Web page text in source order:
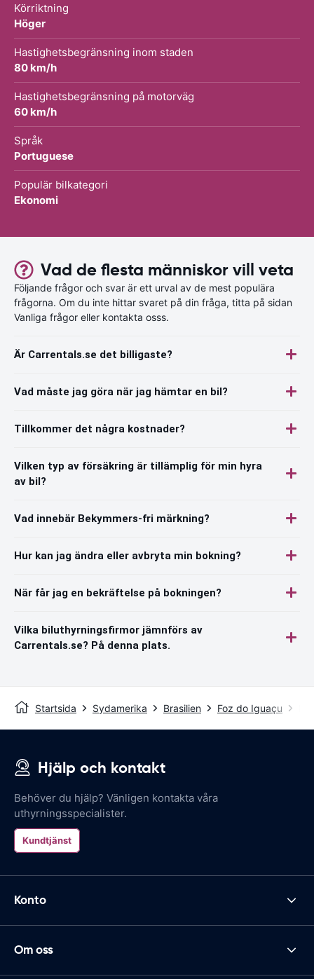
Körriktning
Höger
Hastighetsbegränsning inom staden
80 km/h
Hastighetsbegränsning på motorväg
60 km/h
Språk
Portuguese
Populär bilkategori
Ekonomi
Vad de flesta människor vill veta
Följande frågor och svar är ett urval av de mest populära
frågorna. Om du inte hittar svaret på din fråga, titta på sidan
Vanliga frågor eller kontakta osss.
Är Carrentals.se det billigaste?
Vad måste jag göra när jag hämtar en bil?
Tillkommer det några kostnader?
Vilken typ av försäkring är tillämplig för min hyra
av bil?
Vad innebär Bekymmers-fri märkning?
Hur kan jag ändra eller avbryta min bokning?
När får jag en bekräftelse på bokningen?
Vilka biluthyrningsfirmor jämnförs av
Carrentals.se? På denna plats.
Startsida Sydamerika Brasilien Foz do Iguaçu
Hjälp och kontakt
Behöver du hjälp? Vänligen kontakta våra
uthyrningsspecialister.
Kundtjänst
Konto
Om oss